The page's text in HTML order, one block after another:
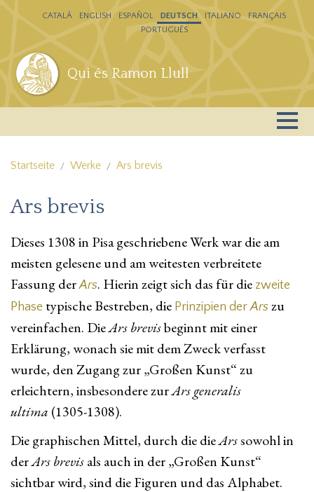
Direkt zum Inhalt
Qui és Ramon Llull
CATALÁ ENGLISH ESPAÑOL DEUTSCH ITALIANO
FRANÇAIS
PORTUGUÊS
Startseite Werke Ars brevis
Ars brevis
Dieses 1308 in Pisa geschriebene Werk war die am
meisten gelesene und am weitesten verbreitete
Fassung derArs. Hierin zeigt sich das für die zweite
Phase typische Bestreben, die Prinzipien derArs zu
vereinfachen. DieArs brevisbeginnt mit einer
Erklärung, wonach sie mit dem Zweck verfasst
wurde, den Zugang zur „Großen Kunst“ zu
erleichtern, insbesondere zurArs generalis
ultima (1305-1308).
Die graphischen Mittel, durch die dieArssowohl in
derArs brevisals auch in der „Großen Kunst“
sichtbar wird, sind die Figuren und das Alphabet.